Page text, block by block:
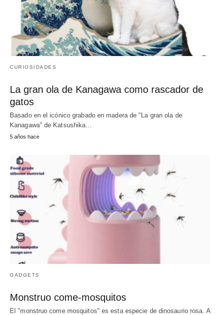
CURIOSIDADES
La gran ola de Kanagawa como rascador de
gatos
Basado en el icónico grabado en madera de "La gran ola de
Kanagawa" de Katsushika…
5 años hace
GADGETS
Monstruo come-mosquitos
El "monstruo come mosquitos" es esta especie de dinosaurio rosa. A